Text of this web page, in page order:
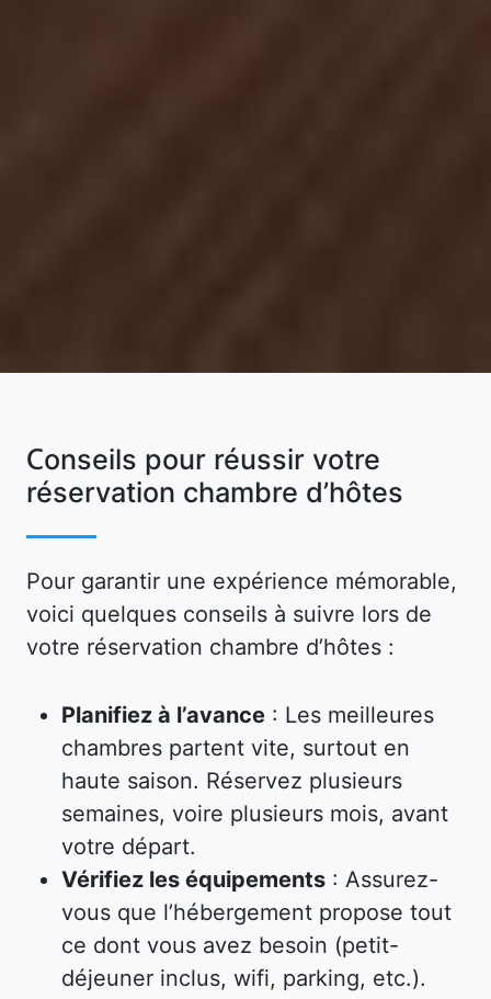
Conseils pour réussir votre
réservation chambre d’hôtes
Pour garantir une expérience mémorable,
voici quelques conseils à suivre lors de
votre réservation chambre d’hôtes :
Planifiez à l’avance : Les meilleures
chambres partent vite, surtout en
haute saison. Réservez plusieurs
semaines, voire plusieurs mois, avant
votre départ.
Vérifiez les équipements : Assurez-
vous que l’hébergement propose tout
ce dont vous avez besoin (petit-
déjeuner inclus, wifi, parking, etc.).